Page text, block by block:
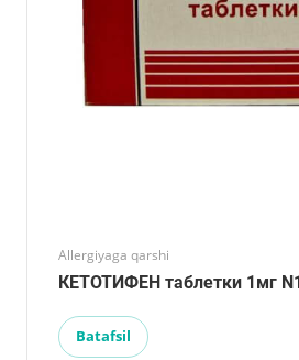
Allergiyaga qarshi
КЕТОТИФЕН таблетки 1мг
Batafsil